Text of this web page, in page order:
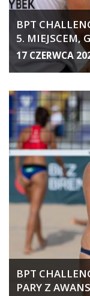
BPT
5. MIEJSCEM,
17 CZERWCA
BPT
PARY Z